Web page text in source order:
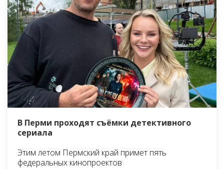
В Перми проходят съёмки детективного
сериала
Этим летом Пермский край примет пять
федеральных кинопроектов